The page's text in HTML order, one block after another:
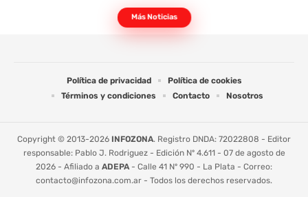
Más Noticias
Política de privacidad
Política de cookies
Términos y condiciones
Contacto Nosotros
Copyright © 2013-2026 INFOZONA. Registro DNDA: 72022808 - Editor
responsable: Pablo J. Rodriguez - Edición Nº 4.611 - 07 de agosto de
2026 - Afiliado a ADEPA- Calle 41 Nº 990 - La Plata - Correo:
contacto@infozona.com.ar - Todos los derechos reservados.